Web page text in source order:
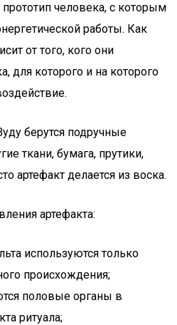
человека, с которым
работы. Как
от того, кого они
для которого и на которого
берутся подручные
ткани, бумага, прутики,
артефакт делается из воска.
артефакта:
используются только
происхождения;
половые органы в
ритуала;